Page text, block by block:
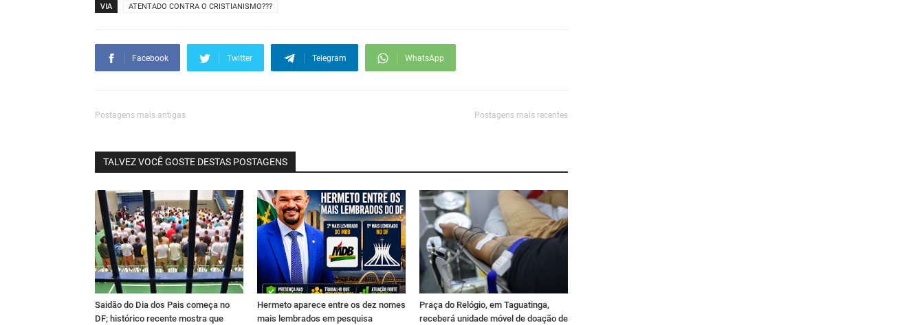
VIA ATENTADO CONTRA O CRISTIANISMO???
Facebook Twitter Telegram WhatsApp
Postagens mais antigas Postagens mais recentes
TALVEZ VOCÊ GOSTE DESTAS POSTAGENS
Saidão do Dia dos Pais começa no
DF; histórico recente mostra que
Hermeto aparece entre os dez nomes
mais lembrados em pesquisa
Praça do Relógio, em Taguatinga,
receberá unidade móvel de doação de